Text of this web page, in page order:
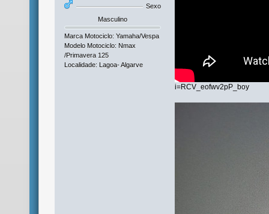
Sexo
Masculino
Marca Motociclo: Yamaha/Vespa
Modelo Motociclo: Nmax
/Primavera 125
Localidade: Lagoa- Algarve
i=RCV_eofwv2pP_boy